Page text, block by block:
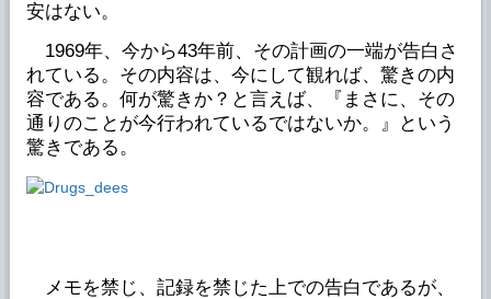
安はない。
1969年、今から43年前、その計画の一端が告白さ
れている。その内容は、今にして観れば、驚きの内
容である。何が驚きか？と言えば、『まさに、その
通りのことが今行われているではないか。』という
驚きである。
メモを禁じ、記録を禁じた上での告白であるが、